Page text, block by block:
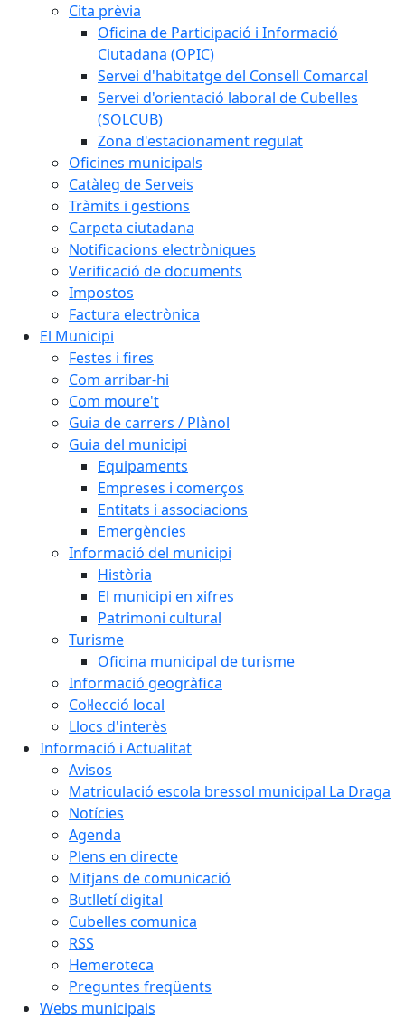
Cita prèvia
Oficina de Participació i Informació
Ciutadana (OPIC)
Servei d'habitatge del Consell Comarcal
Servei d'orientació laboral de Cubelles
(SOLCUB)
Zona d'estacionament regulat
Oficines municipals
Catàleg de Serveis
Tràmits i gestions
Carpeta ciutadana
Notificacions electròniques
Verificació de documents
Impostos
Factura electrònica
El Municipi
Festes i fires
Com arribar-hi
Com moure't
Guia de carrers / Plànol
Guia del municipi
Equipaments
Empreses i comerços
Entitats i associacions
Emergències
Informació del municipi
Història
El municipi en xifres
Patrimoni cultural
Turisme
Oficina municipal de turisme
Informació geogràfica
Col·lecció local
Llocs d'interès
Informació i Actualitat
Avisos
Matriculació escola bressol municipal La Draga
Notícies
Agenda
Plens en directe
Mitjans de comunicació
Butlletí digital
Cubelles comunica
RSS
Hemeroteca
Preguntes freqüents
Webs municipals